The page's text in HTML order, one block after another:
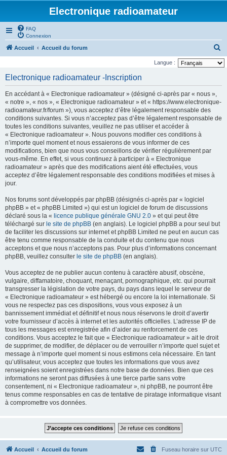
Electronique radioamateur
FAQ
Connexion
Accueil Accueil du forum
e
Langue :
Electronique radioamateur -Inscription
En accédant à « Electronique radioamateur » (désigné ci-après par « nous »,
« notre », « nos », « Electronique radioamateur » et « https://www.electronique-
radioamateur.fr/forum »), vous acceptez d’être légalement responsable des
conditions suivantes. Si vous n’acceptez pas d’être légalement responsable de
toutes les conditions suivantes, veuillez ne pas utiliser et accéder à
« Electronique radioamateur ». Nous pouvons modifier ces conditions à
n’importe quel moment et nous essaierons de vous informer de ces
modifications, bien que nous vous conseillons de vérifier régulièrement par
vous-même. En effet, si vous continuez à participer à « Electronique
radioamateur » après que des modifications aient été effectuées, vous
acceptez d’être légalement responsable des conditions modifiées et mises à
jour.
Nos forums sont développés par phpBB (désignés ci-après par « logiciel
phpBB » et « phpBB Limited ») qui est un logiciel de forum de discussions
déclaré sous la « licence publique générale GNU 2.0 » et qui peut être
téléchargé sur le site de phpBB (en anglais). Le logiciel phpBB a pour seul but
de faciliter les discussions sur internet et phpBB Limited ne peut en aucun cas
être tenu comme responsable de la conduite et du contenu que nous
acceptons et que nous n’acceptons pas. Pour plus d’informations concernant
phpBB, veuillez consulter le site de phpBB (en anglais).
Vous acceptez de ne publier aucun contenu à caractère abusif, obscène,
vulgaire, diffamatoire, choquant, menaçant, pornographique, etc. qui pourrait
transgresser la législation de votre pays, du pays dans lequel le serveur de
« Electronique radioamateur » est hébergé ou encore la loi internationale. Si
vous ne respectez pas ces dispositions, vous vous exposez à un
bannissement immédiat et définitif et nous nous réservons le droit d’avertir
votre fournisseur d’accès à internet et les autorités officielles. L’adresse IP de
tous les messages est enregistrée afin d’aider au renforcement de ces
conditions. Vous acceptez le fait que « Electronique radioamateur » ait le droit
de supprimer, de modifier, de déplacer ou de verrouiller n’importe quel sujet et
message à n’importe quel moment si nous estimons cela nécessaire. En tant
qu’utilisateur, vous acceptez que toutes les informations que vous avez
renseignées soient enregistrées dans notre base de données. Bien que ces
informations ne seront pas diffusées à une tierce partie sans votre
consentement, ni « Electronique radioamateur », ni phpBB, ne pourront être
tenus comme responsables en cas de tentative de piratage informatique visant
à compromettre vos données.
Accueil Accueil du forum Fuseau horaire sur UTC